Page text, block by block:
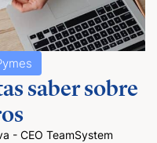
saber sobre
- CEO TeamSystem